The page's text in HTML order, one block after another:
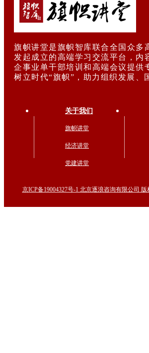
旗帜讲堂是旗帜智库联合全国众多
发起成立的高端学习交流平台，
企事业单干部培训和高端会议提供
树立时代“旗帜”，助力组织发展、
关于我们
旗帜讲堂
经济讲堂
党建讲堂
京ICP备19004327号-1 北京逐浪咨询有限公司